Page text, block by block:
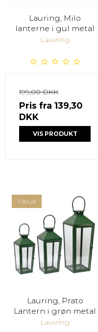
Lauring, Milo
lanterne i gul metal
Lauvring
199,00 DKK
Pris fra 139,30
DKK
VIS PRODUKT
Tilbud
Lauring, Prato
Lantern i grøn metal
Lauvring